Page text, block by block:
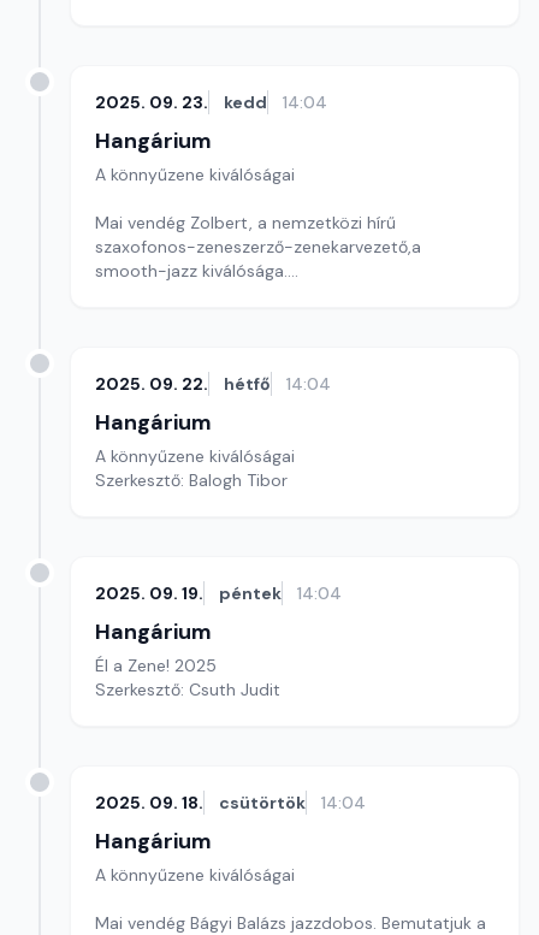
2025. 09. 23. kedd 14:04
Hangárium
A könnyűzene kiválóságai
Mai vendég Zolbert, a nemzetközi hírű
szaxofonos-zeneszerző-zenekarvezető,a
smooth-jazz kiválósága.
2025. 09. 22. hétfő 14:04
Hangárium
A könnyűzene kiválóságai
Szerkesztő: Balogh Tibor
2025. 09. 19. péntek 14:04
Hangárium
Él a Zene! 2025
Szerkesztő: Csuth Judit
2025. 09. 18. csütörtök 14:04
Hangárium
A könnyűzene kiválóságai
Mai vendég Bágyi Balázs jazzdobos. Bemutatjuk a